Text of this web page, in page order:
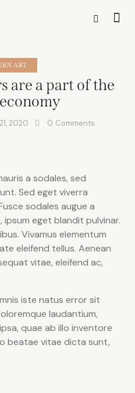
ART
are a part of the
2020 0 Comments
a sodales, sed
Sed eget viverra
sodales augue a
ipsum eget blandit pulvinar.
Vivamus elementum
eleifend tellus. Aenean
vitae, eleifend ac,
iste natus error sit
laudantium,
quae ab illo inventore
beatae vitae dicta sunt,